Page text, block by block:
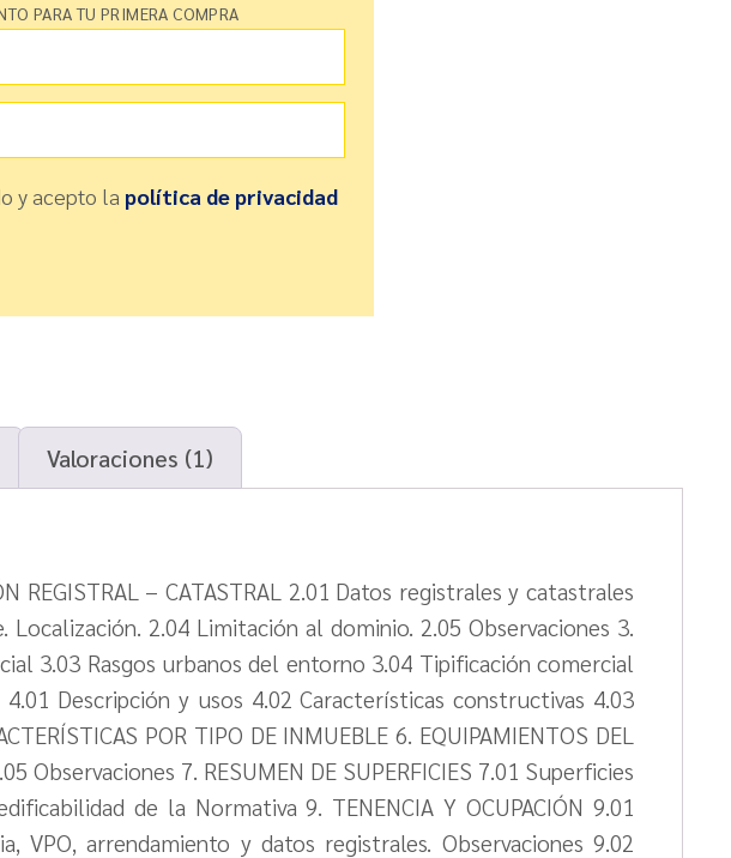
PARA TU PRIMERA COMPRA
y acepto la política de privacidad
Valoraciones (1)
REGISTRAL – CATASTRAL 2.01 Datos registrales y catastrales
2.04 Limitación al dominio. 2.05 Observaciones 3.
3.03 Rasgos urbanos del entorno 3.04 Tipificación comercial
Descripción y usos 4.02 Características constructivas 4.03
POR TIPO DE INMUEBLE 6. EQUIPAMIENTOS DEL
7. RESUMEN DE SUPERFICIES 7.01 Superficies
de la Normativa 9. TENENCIA Y OCUPACIÓN 9.01
VPO, arrendamiento y datos registrales. Observaciones 9.02